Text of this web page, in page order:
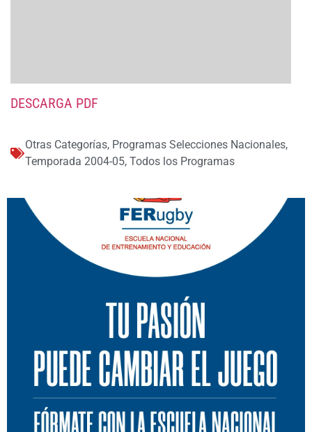
DESCARGA PDF
Otras Categorías, Programas Selecciones Nacionales,
Temporada 2004-05, Todos los Programas